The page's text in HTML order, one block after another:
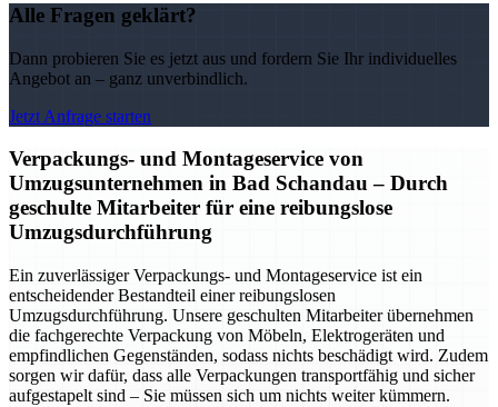
Alle Fragen geklärt?
Dann probieren Sie es jetzt aus und fordern Sie Ihr individuelles
Angebot an – ganz unverbindlich.
Jetzt Anfrage starten
Verpackungs- und Montageservice von
Umzugsunternehmen in Bad Schandau – Durch
geschulte Mitarbeiter für eine reibungslose
Umzugsdurchführung
Ein zuverlässiger Verpackungs- und Montageservice ist ein
entscheidender Bestandteil einer reibungslosen
Umzugsdurchführung. Unsere geschulten Mitarbeiter übernehmen
die fachgerechte Verpackung von Möbeln, Elektrogeräten und
empfindlichen Gegenständen, sodass nichts beschädigt wird. Zudem
sorgen wir dafür, dass alle Verpackungen transportfähig und sicher
aufgestapelt sind – Sie müssen sich um nichts weiter kümmern.